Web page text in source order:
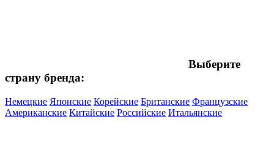
Выберите
страну бренда:
Немецкие Японские Корейские Британские Французские
Американские Китайские Российские Итальянские